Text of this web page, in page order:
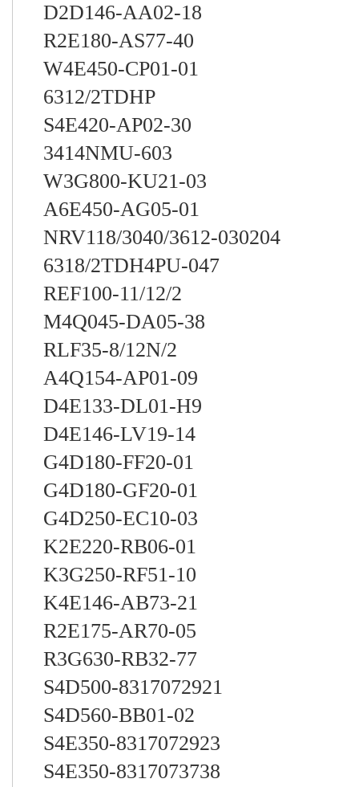
D2D146-AA02-18
R2E180-AS77-40
W4E450-CP01-01
6312/2TDHP
S4E420-AP02-30
3414NMU-603
W3G800-KU21-03
A6E450-AG05-01
NRV118/3040/3612-030204
6318/2TDH4PU-047
REF100-11/12/2
M4Q045-DA05-38
RLF35-8/12N/2
A4Q154-AP01-09
D4E133-DL01-H9
D4E146-LV19-14
G4D180-FF20-01
G4D180-GF20-01
G4D250-EC10-03
K2E220-RB06-01
K3G250-RF51-10
K4E146-AB73-21
R2E175-AR70-05
R3G630-RB32-77
S4D500-8317072921
S4D560-BB01-02
S4E350-8317072923
S4E350-8317073738